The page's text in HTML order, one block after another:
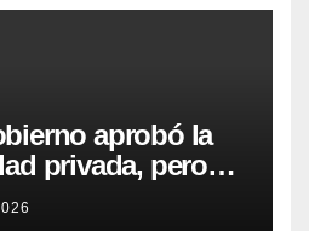
aprobó la
privada, pero
otro capítulo